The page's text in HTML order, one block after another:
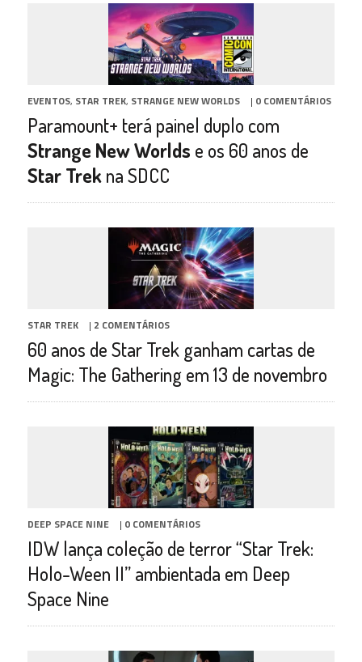
EVENTOS, STAR TREK, STRANGE NEW WORLDS | 0 COMENTÁRIOS
Paramount+ terá painel duplo com
Strange New Worlds e os 60 anos de
Star Trekna SDCC
STAR TREK | 2 COMENTÁRIOS
60 anos de Star Trek ganham cartas de
Magic: The Gathering em 13 de novembro
DEEP SPACE NINE | 0 COMENTÁRIOS
IDW lança coleção de terror “Star Trek:
Holo-Ween II” ambientada em Deep
Space Nine